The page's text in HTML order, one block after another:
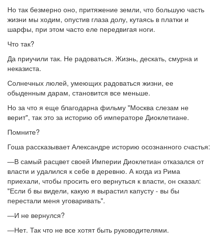
Но так безмерно оно, притяжение земли, что большую часть
жизни мы ходим, опустив глаза долу, кутаясь в платки и
шарфы, при этом часто еле передвигая ноги.
Что так?
Да приучили так. Не радоваться. Жизнь, дескать, смурна и
неказиста.
Солнечных люлей, умеющих радоваться жизни, ее
обыденным дарам, становится все меньше.
Но за что я еще благодарна фильму "Москва слезам не
верит", так это за историю об императоре Диоклетиане.
Помните?
Гоша рассказывает Александре историю осознанного счастья:
―В самый расцвет своей Империи Диоклетиан отказался от
власти и удалился к себе в деревню. А когда из Рима
приехали, чтобы просить его вернуться к власти, он сказал:
"Если б вы видели, какую я вырастил капусту - вы бы
перестали меня уговаривать".
―И не вернулся?
―Нет. Так что не все хотят быть руководителями.